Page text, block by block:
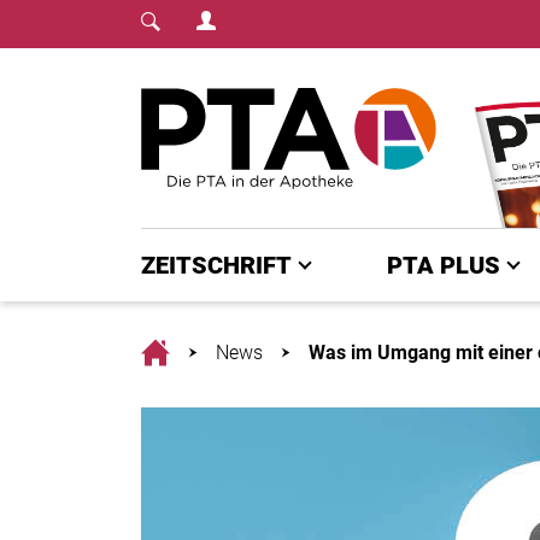
Login Menu
ZEITSCHRIFT PTA PLUS
HomeNews Was im Umgang mit